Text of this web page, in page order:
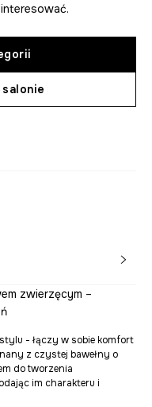
zwierzęcym –
- łączy w sobie komfort
z czystej bawełny o
do tworzenia
im charakteru i